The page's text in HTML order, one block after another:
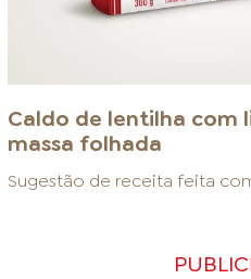
Caldo de lentilha com
massa folhada
Sugestão de receita feita